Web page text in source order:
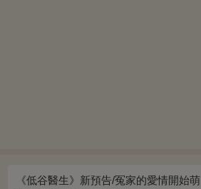
《低谷醫生》新預告/冤家的愛情開始萌